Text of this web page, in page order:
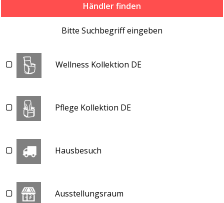
Händler finden
Bitte Suchbegriff eingeben
Wellness Kollektion DE
Pflege Kollektion DE
Hausbesuch
Ausstellungsraum